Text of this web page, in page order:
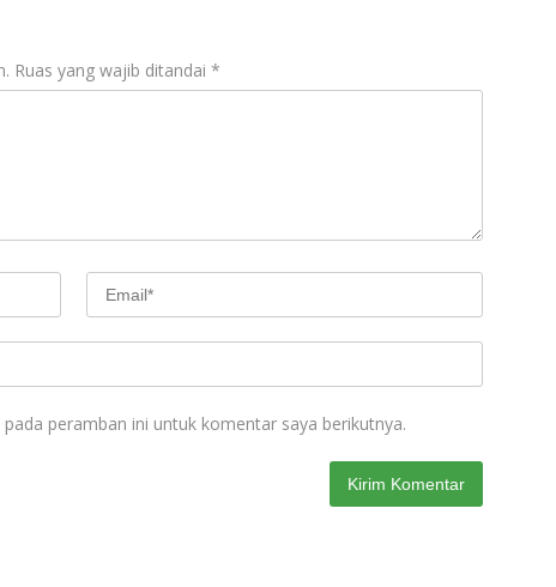
Ruas yang wajib ditandai *
peramban ini untuk komentar saya berikutnya.